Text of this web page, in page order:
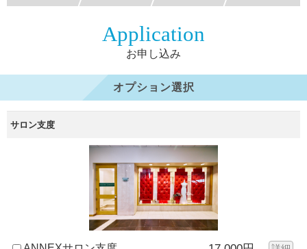
Application
お申し込み
オプション選択
サロン支度